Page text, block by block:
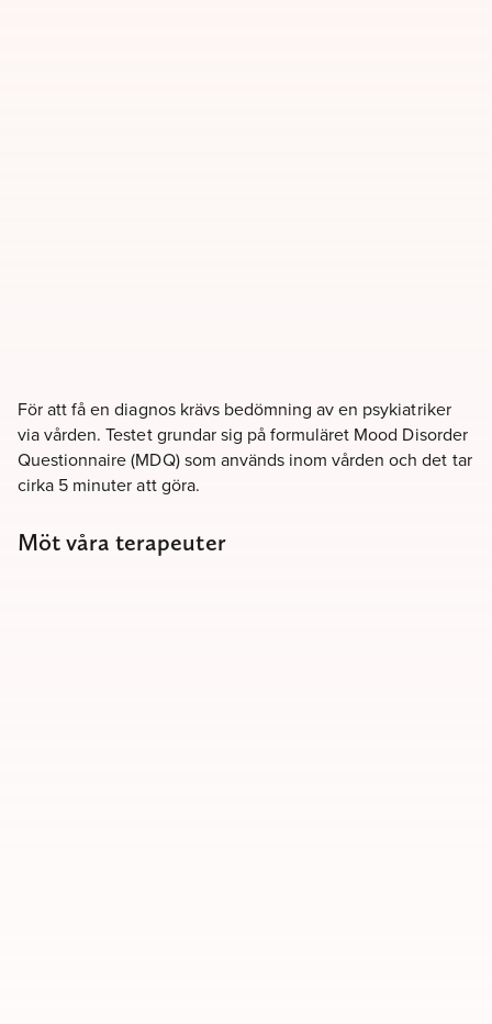
För att få en diagnos krävs bedömning av en psykiatriker
via vården. Testet grundar sig på formuläret Mood Disorder
Questionnaire (MDQ) som används inom vården och det tar
cirka 5 minuter att göra.
Möt våra terapeuter